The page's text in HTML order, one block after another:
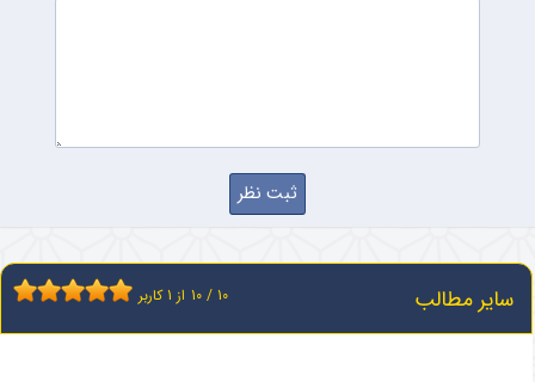
سایر مطالب 10 / 10 از 1کاربر